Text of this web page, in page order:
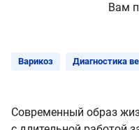
Варикоз Диагностика
Современный образ
Вам